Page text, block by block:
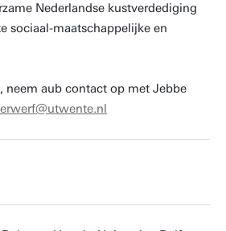
Nederlandse kustverdediging
sociaal-maatschappelijke en
neem aub contact op met Jebbe